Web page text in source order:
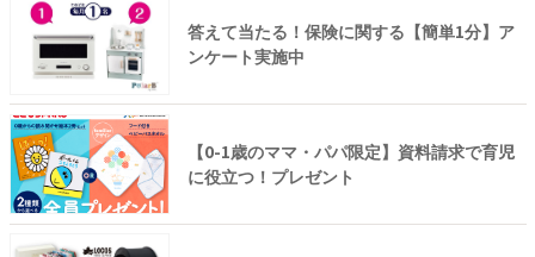
答えて当たる！保険に関する【簡単1分】ア
ンケート実施中
【0-1歳のママ・パパ限定】資料請求で育児
に役立つ！プレゼント